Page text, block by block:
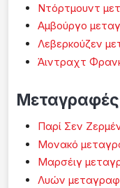
Ντόρτμουντ
Αμβούργο
Λεβερκούζεν
Άιντραχτ
Μεταγραφές
Παρί Σεν
Μονακό
Μαρσέιγ
Λυών